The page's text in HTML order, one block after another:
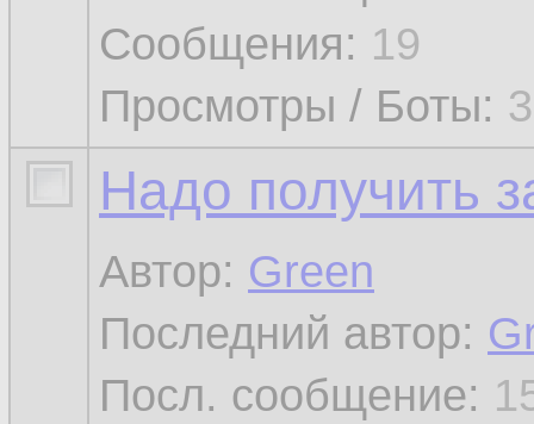
Сообщения: 19
Просмотры / Боты:
Надо получить
Автор: Green
Последний автор:
Посл. сообщение: